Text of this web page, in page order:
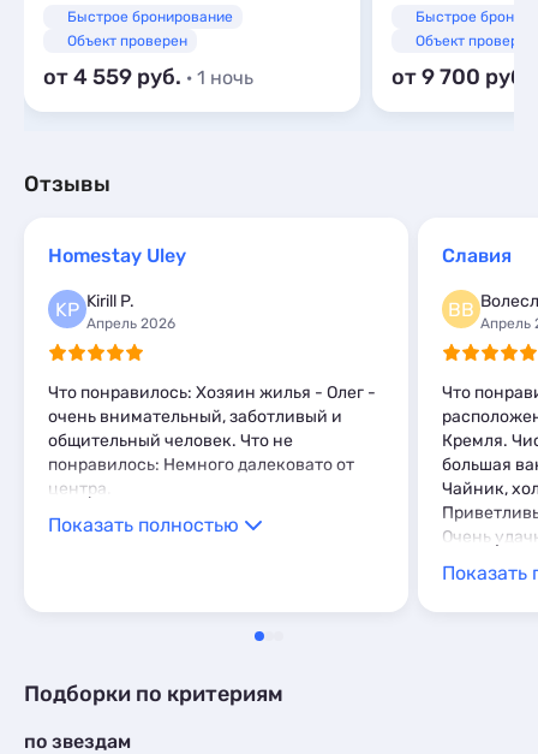
Быстрое бронирование
Объект проверен
от 4 559 · 1 ночь
Быстрое
Объект проверен
от 9 700
Отзывы
Homestay Uley
KP Kirill P.
Апрель 2026
Что понравилось: Хозяин жилья - Олег -
очень внимательный, заботливый и
общительный человек. Что не
понравилось: Немного далековато от
центра.
Показать полностью
Славия
ВВ
Апрель
Что
Кремля.
большая
Чайник,
Очень
Показать
Подборки по критериям
по звездам